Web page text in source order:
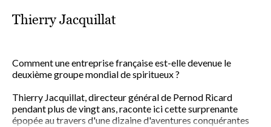
Thierry Jacquillat
Comment une entreprise française est-elle devenue le
deuxième groupe mondial de spiritueux ?
Thierry Jacquillat, directeur général de Pernod Ricard
pendant plus de vingt ans, raconte ici cette surprenante
épopée au travers d'une dizaine d'aventures conquérantes